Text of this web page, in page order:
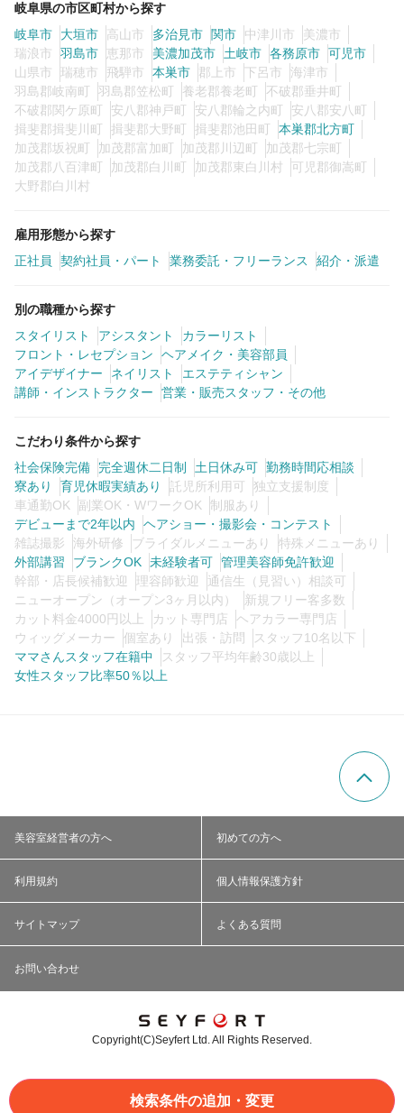
岐阜県の市区町村から探す
岐阜市
大垣市 高山市 多治見市 関市 中津川市
美濃市
瑞浪市
羽島市 恵那市 美濃加茂市 土岐市 各務原市 可児市
山県市
瑞穂市 飛騨市 本巣市 郡上市 下呂市
海津市
羽島郡岐南町
羽島郡笠松町 養老郡養老町
不破郡垂井町
不破郡関ケ原町
安八郡神戸町 安八郡輪之内町
安八郡安八町
揖斐郡揖斐川町
揖斐郡大野町 揖斐郡池田町
本巣郡北方町
加茂郡坂祝町
加茂郡富加町 加茂郡川辺町
加茂郡七宗町
加茂郡八百津町
加茂郡白川町 加茂郡東白川村
可児郡御嵩町
大野郡白川村
雇用形態から探す
正社員
契約社員・パート 業務委託・フリーランス 紹介・派遣
別の職種から探す
スタイリスト
アシスタント
カラーリスト
フロント・レセプション
ヘアメイク・美容部員
アイデザイナー
ネイリスト
エステティシャン
講師・インストラクター
営業・販売スタッフ・その他
こだわり条件から探す
社会保険完備
完全週休二日制 土日休み可 勤務時間応相談
寮あり
育児休暇実績あり 託児所利用可
独立支援制度
車通勤OK
副業OK・WワークOK
制服あり
デビューまで2年以内
ヘアショー・撮影会・コンテスト
雑誌撮影
海外研修 ブライダルメニューあり
特殊メニューあり
外部講習
ブランクOK 未経験者可 管理美容師免許歓迎
幹部・店長候補歓迎
理容師歓迎
通信生（見習い）相談可
ニューオープン（オープン3ヶ月以内）
新規フリー客多数
カット料金4000円以上
カット専門店
ヘアカラー専門店
ウィッグメーカー
個室あり 出張・訪問
スタッフ10名以下
ママさんスタッフ在籍中
スタッフ平均年齢30歳以上
女性スタッフ比率50％以上
検索条件の追加・変更
美容室経営者の方へ 初めての方へ
利用規約 個人情報保護方針
サイトマップ よくある質問
お問い合わせ
Copyright(C)Seyfert Ltd. All Rights Reserved.